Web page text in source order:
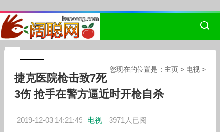
您现在的位置是： 主页 > 电视 >
捷克医院枪击致7死
3伤 抢手在警方逼近时开枪自杀
2019-12-03 14:21:49 电视 3971人已阅